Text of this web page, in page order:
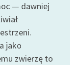
— dawniej
jako
zwierzę to